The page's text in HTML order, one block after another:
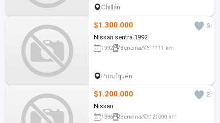
Chillán
$1.300.000
6
Nissan sentra 1992
1992 Bencina 11111 km
Pitrufquén
$1.200.000
2
Nissan
1996 Bencina 121000 km